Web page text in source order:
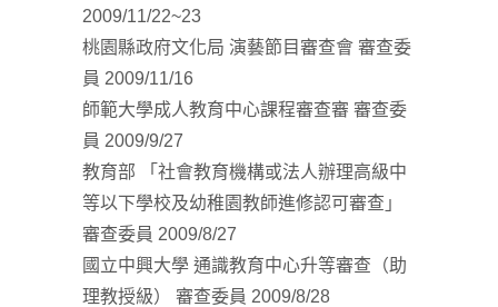
2009/11/22~23
桃園縣政府文化局 演藝節目審查會 審查委
員 2009/11/16
師範大學成人教育中心課程審查審 審查委
員 2009/9/27
教育部 「社會教育機構或法人辦理高級中
等以下學校及幼稚園教師進修認可審查」
審查委員 2009/8/27
國立中興大學 通識教育中心升等審查（助
理教授級） 審查委員 2009/8/28